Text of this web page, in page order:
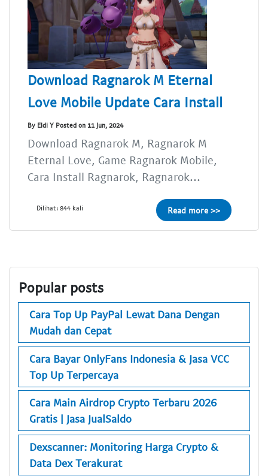
Download Ragnarok M Eternal
Love Mobile Update Cara Install
By Eldi Y Posted on 11 Jun, 2024
Download Ragnarok M, Ragnarok M
Eternal Love, Game Ragnarok Mobile,
Cara Install Ragnarok, Ragnarok...
Dilihat: 844 kali Read more >>
Popular posts
Cara Top Up PayPal Lewat Dana Dengan
Mudah dan Cepat
Cara Bayar OnlyFans Indonesia & Jasa VCC
Top Up Terpercaya
Cara Main Airdrop Crypto Terbaru 2026
Gratis | Jasa JualSaldo
Dexscanner: Monitoring Harga Crypto &
Data Dex Terakurat